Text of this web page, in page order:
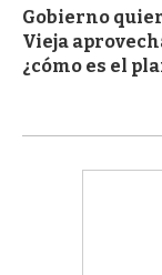
Gobierno
Vieja
¿cómo es el